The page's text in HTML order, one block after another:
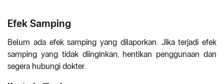
Efek Samping
Belum ada efek samping yang dilaporkan. Jika terjadi efek
samping yang tidak diinginkan, hentikan penggunaan dan
segera hubungi dokter.